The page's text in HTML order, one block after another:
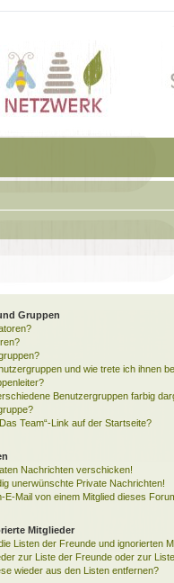
Gruppen
und wie trete ich ihnen
Benutzergruppen farbig
Team“-Link auf der Startseite?
Nachrichten verschicken!
unerwünschte Private Nachrichten!
E-Mail von einem Mitglied dieses
Mitglieder
Listen der Freunde und ignorierten
zur Liste der Freunde oder zur
wieder aus den Listen entfernen?